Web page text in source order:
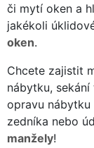
či mytí oken a
jakékoli
oken.
Chcete zajistit
nábytku,
opravu nábytku
zedníka nebo
manžely!